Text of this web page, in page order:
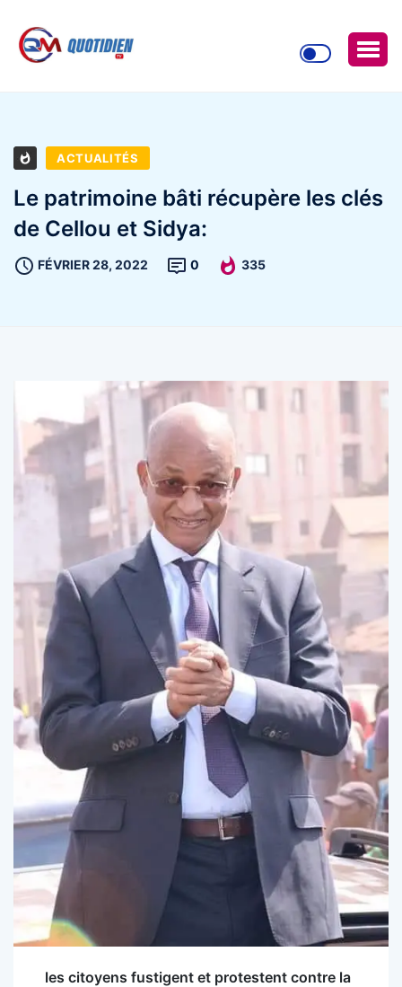
ACTUALITÉS
Le patrimoine bâti récupère les clés
de Cellou et Sidya:
FÉVRIER 28, 2022 0 335
les citoyens fustigent et protestent contre la